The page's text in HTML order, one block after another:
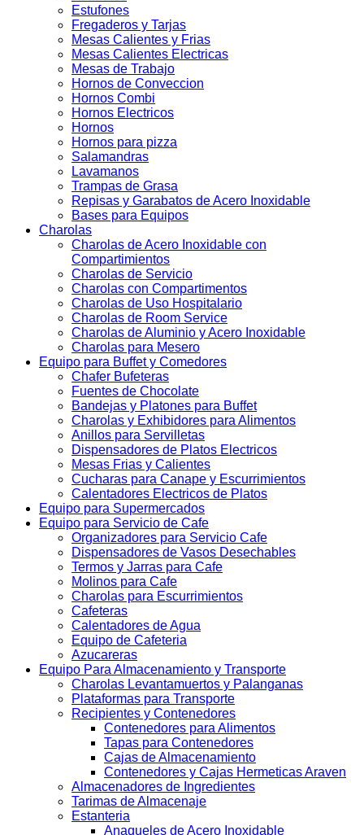
Estufones
Fregaderos y Tarjas
Mesas Calientes y Frias
Mesas Calientes Electricas
Mesas de Trabajo
Hornos de Conveccion
Hornos Combi
Hornos Electricos
Hornos
Hornos para pizza
Salamandras
Lavamanos
Trampas de Grasa
Repisas y Garabatos de Acero Inoxidable
Bases para Equipos
Charolas
Charolas de Acero Inoxidable con
Compartimientos
Charolas de Servicio
Charolas con Compartimentos
Charolas de Uso Hospitalario
Charolas de Room Service
Charolas de Aluminio y Acero Inoxidable
Charolas para Mesero
Equipo para Buffet y Comedores
Chafer Bufeteras
Fuentes de Chocolate
Bandejas y Platones para Buffet
Charolas y Exhibidores para Alimentos
Anillos para Servilletas
Dispensadores de Platos Electricos
Mesas Frias y Calientes
Cucharas para Canape y Escurrimientos
Calentadores Electricos de Platos
Equipo para Supermercados
Equipo para Servicio de Cafe
Organizadores para Servicio Cafe
Dispensadores de Vasos Desechables
Termos y Jarras para Cafe
Molinos para Cafe
Charolas para Escurrimientos
Cafeteras
Calentadores de Agua
Equipo de Cafeteria
Azucareras
Equipo Para Almacenamiento y Transporte
Charolas Levantamuertos y Palanganas
Plataformas para Transporte
Recipientes y Contenedores
Contenedores para Alimentos
Tapas para Contenedores
Cajas de Almacenamiento
Contenedores y Cajas Hermeticas Araven
Almacenadores de Ingredientes
Tarimas de Almacenaje
Estanteria
Anaqueles de Acero Inoxidable